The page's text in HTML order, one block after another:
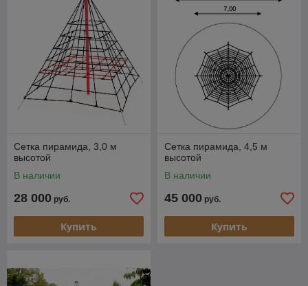
Сетка пирамида, 3,0 м
высотой
В наличии
28 000 руб.
Купить
Сетка пирамида, 4,5 м
высотой
В наличии
45 000 руб.
Купить